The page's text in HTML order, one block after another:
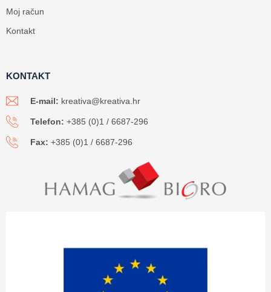
Moj račun
Kontakt
KONTAKT
E-mail: kreativa@kreativa.hr
Telefon: +385 (0)1 / 6687-296
Fax: +385 (0)1 / 6687-296